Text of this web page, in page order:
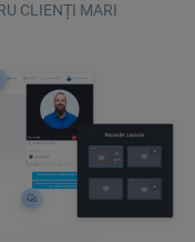
CLIENȚI MARI